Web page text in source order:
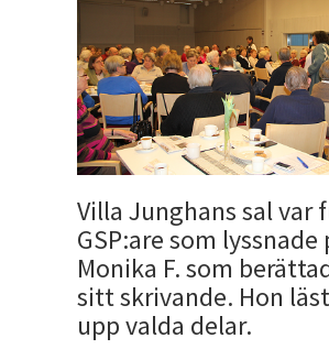
Villa Junghans sal var
GSP:are som lyssnade
Monika F. som
sitt skrivande. Hon
upp valda delar.